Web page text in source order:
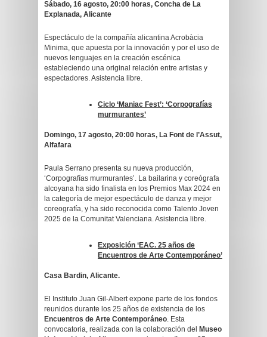
Sábado, 16 agosto, 20:00 horas, Concha de La
Explanada, Alicante
Espectáculo de la compañía alicantina Acrobàcia
Minima, que apuesta por la innovación y por el uso de
nuevos lenguajes en la creación escénica
estableciendo una original relación entre artistas y
espectadores. Asistencia libre.
Ciclo ‘Maniac Fest’: ‘Corpografías
murmurantes’
Domingo, 17 agosto, 20:00 horas, La Font de l’Assut,
Alfafara
Paula Serrano presenta su nueva producción,
‘Corpografías murmurantes’. La bailarina y coreógrafa
alcoyana ha sido finalista en los Premios Max 2024 en
la categoría de mejor espectáculo de danza y mejor
coreografía, y ha sido reconocida como Talento Joven
2025 de la Comunitat Valenciana. Asistencia libre.
Exposición ‘EAC. 25 años de
Encuentros de Arte Contemporáneo’
Casa Bardin, Alicante.
El Instituto Juan Gil-Albert expone parte de los fondos
reunidos durante los 25 años de existencia de los
Encuentros de Arte Contemporáneo. Esta
convocatoria, realizada con la colaboración del
Museo